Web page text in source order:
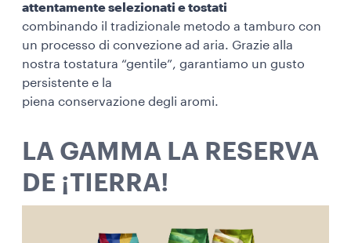
attentamente selezionati e tostati
combinando il tradizionale metodo a tamburo con
un processo di convezione ad aria. Grazie alla
nostra tostatura “gentile”, garantiamo un gusto
persistente e la
piena conservazione degli aromi.
LA GAMMA LA RESERVA
DE ¡TIERRA!